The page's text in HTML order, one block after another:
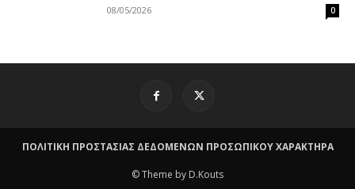
08/05/2026 0
ΠΟΛΙΤΙΚΗ ΠΡΟΣΤΑΣΙΑΣ ΔΕΔΟΜΕΝΩΝ ΠΡΟΣΩΠΙΚΟΥ ΧΑΡΑΚΤΗΡΑ
© Theme by D.Kouts